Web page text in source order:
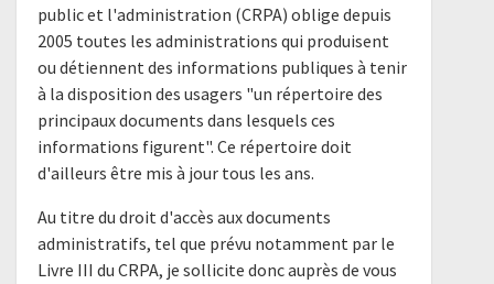
public et l'administration (CRPA) oblige depuis
2005 toutes les administrations qui produisent
ou détiennent des informations publiques à tenir
à la disposition des usagers "un répertoire des
principaux documents dans lesquels ces
informations figurent". Ce répertoire doit
d'ailleurs être mis à jour tous les ans.
Au titre du droit d'accès aux documents
administratifs, tel que prévu notamment par le
Livre III du CRPA, je sollicite donc auprès de vous